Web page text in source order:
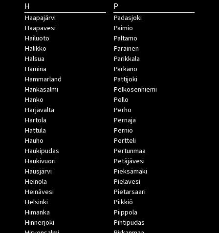
H
Haapajärvi
Haapavesi
Hailuoto
Halikko
Halsua
Hamina
Hammarland
Hankasalmi
Hanko
Harjavalta
Hartola
Hattula
Hauho
Haukipudas
Haukivuori
Hausjärvi
Heinola
Heinävesi
Helsinki
Himanka
Hinnerjoki
P
Padasjoki
Paimio
Paltamo
Parainen
Parikkala
Parkano
Pattijoki
Pelkosenniemi
Pello
Perho
Pernaja
Perniö
Pertteli
Pertunmaa
Petäjävesi
Pieksämäki
Pielavesi
Pietarsaari
Piikkiö
Piippola
Pihtipudas